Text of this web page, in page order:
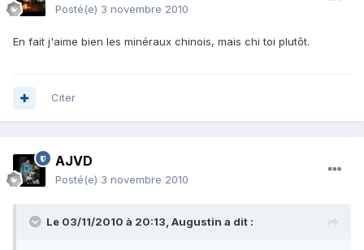
Posté(e) 3 novembre 2010
En fait j'aime bien les minéraux chinois, mais chi toi plutôt.
Citer
AJVD
Posté(e) 3 novembre 2010
Le 03/11/2010 à 20:13, Augustin a dit :